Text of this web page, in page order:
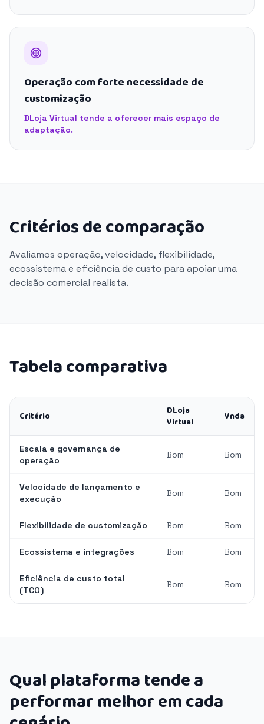
Operação com forte necessidade de
customização
DLoja Virtual tende a oferecer mais espaço de
adaptação.
Critérios de comparação
Avaliamos operação, velocidade, flexibilidade,
ecossistema e eficiência de custo para apoiar uma
decisão comercial realista.
Tabela comparativa
Critério
DLoja
Virtual
Vnda
Escala e governança de
operação
Bom Bom
Velocidade de lançamento e
execução
Bom Bom
Flexibilidade de customização Bom Bom
Ecossistema e integrações Bom Bom
Eficiência de custo total
(TCO)
Bom Bom
Qual plataforma tende a
performar melhor em cada